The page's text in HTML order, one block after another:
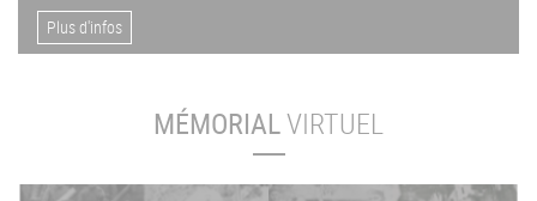
Plus d'infos
MÉMORIALVIRTUEL